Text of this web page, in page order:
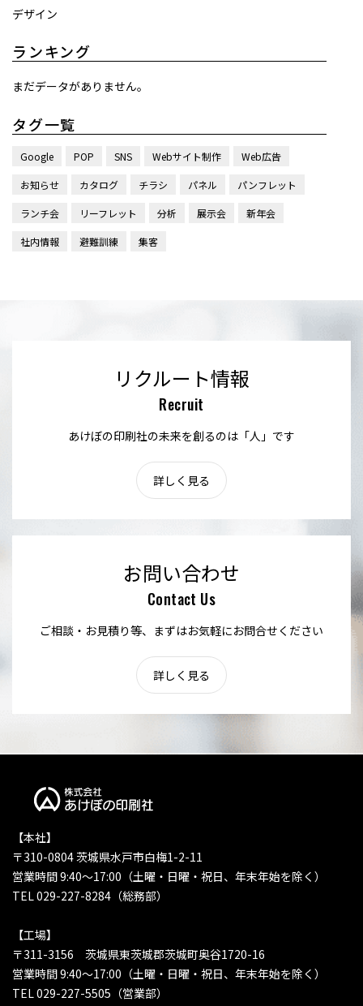
デザイン
ランキング
まだデータがありません。
タグ一覧
Google POP SNS Webサイト制作 Web広告
お知らせ カタログ チラシ パネル パンフレット
ランチ会 リーフレット 分析 展示会 新年会
社内情報 避難訓練 集客
リクルート情報
Recruit
あけぼの印刷社の未来を創るのは「人」です
詳しく見る
お問い合わせ
Contact Us
ご相談・お見積り等、まずはお気軽にお問合せください
詳しく見る
【本社】
〒310-0804 茨城県水戸市白梅1-2-11
営業時間 9:40〜17:00（土曜・日曜・祝日、年末年始を除く）
TEL 029-227-8284（総務部）
【工場】
〒311-3156 茨城県東茨城郡茨城町奥谷1720-16
営業時間 9:40〜17:00（土曜・日曜・祝日、年末年始を除く）
TEL 029-227-5505（営業部）